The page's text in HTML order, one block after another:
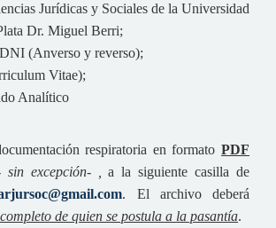
Jurídicas y Sociales de la Universidad
Dr. Miguel Berri;
(Anverso y reverso);
Vitae);
Analítico
respiratoria en formato PDF
sin excepción- ,
a la siguiente casilla de
. El archivo deberá
de quien se postula a la pasantía.